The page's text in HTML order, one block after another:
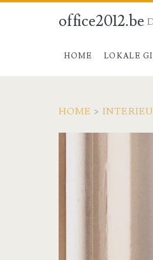
office2012.be
HOME LOKALE
HOME >